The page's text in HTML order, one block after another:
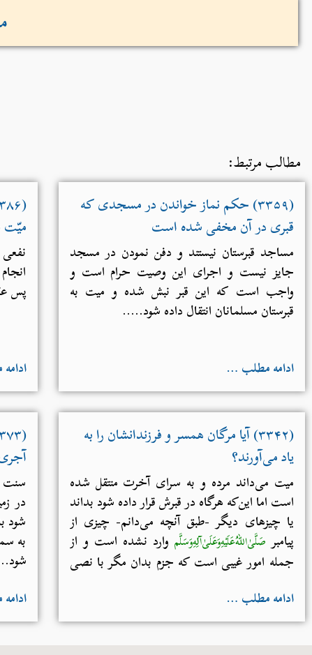
مطالب مرتبط:
(۳۳۵۹) حکم نماز خواندن در مسجدی که
قبری در آن مخفی شده است
مساجد قبرستان نیستند و دفن نمودن در مسجد
جایز نیست و اجرای این وصیت حرام است و
واجب است که این قبر نبش شده و میت به
قبرستان مسلمانان انتقال داده شود.....
ادامه مطلب …
میّت
پس
(۳۳۴۲) آیا مرگان همسر و فرزندانشان را به
یاد می‌آورند؟
میت می‌داند مرده و به سرای آخرت منتقل شده
است اما این‌که هرگاه در قبرش قرار داده شود بداند
یا چیزهای دیگر -طبق آنچه می‌دانم- چیزی از
پیامبر صَلَّىٰ‌اللهُ‌عَلَيْهِ‌وَعَلَىٰ‌آلِهِ‌وَسَلَّم وارد نشده است و از
جمله امور غیبی است که جزم بدان مگر با نصی
ادامه مطلب …
سنت
در
شود
به